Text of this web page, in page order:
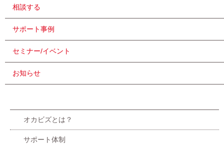
相談する
サポート事例
セミナー/イベント
お知らせ
オカビズとは？
サポート体制